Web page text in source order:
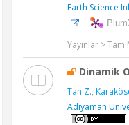
Earth Science
Yayınlar > Tam
Dinamik
Tan Z.,
Adıyaman